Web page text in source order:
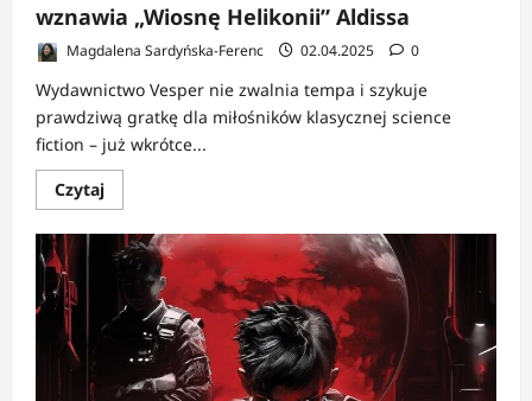
wznawia „Wiosnę Helikonii” Aldissa
Magdalena Sardyńska-Ferenc 02.04.2025 0
Wydawnictwo Vesper nie zwalnia tempa i szykuje
prawdziwą gratkę dla miłośników klasycznej science
fiction – już wkrótce...
CzytajDowiedz
się
o
Wielka
wiosna
nadchodzi!
Vesper
wznawia
„Wiosnę
Helikonii”
Aldissa